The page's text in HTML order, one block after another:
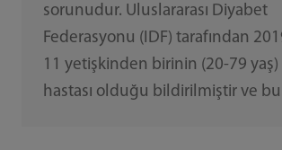
sorunudur. Uluslararası Diyabet
Federasyonu (IDF) tarafından
11 yetişkinden birinin (20-79 yaş)
hastası olduğu bildirilmiştir ve